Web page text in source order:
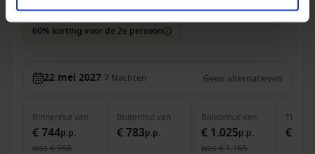
60% korting voor de 2e persoon
22 mei 2027 7 Nachten Geen alternatieven
Binnenhutvan
€ 744p.p.
was€ 966
Buitenhutvan
€ 783p.p.
Balkonhutvan
€ 1.025p.p.
was€ 1.165
The
€